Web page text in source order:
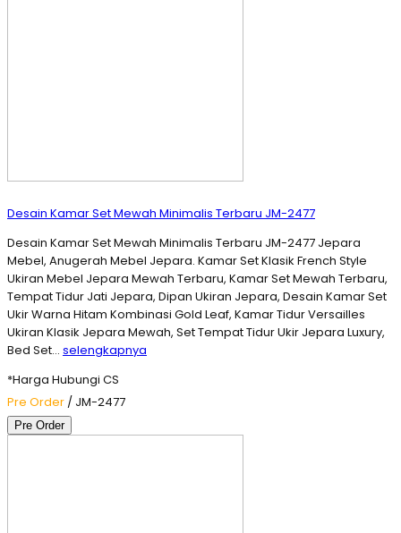
Desain Kamar Set Mewah Minimalis Terbaru JM-2477
Desain Kamar Set Mewah Minimalis Terbaru JM-2477 Jepara
Mebel, Anugerah Mebel Jepara. Kamar Set Klasik French Style
Ukiran Mebel Jepara Mewah Terbaru, Kamar Set Mewah Terbaru,
Tempat Tidur Jati Jepara, Dipan Ukiran Jepara, Desain Kamar Set
Ukir Warna Hitam Kombinasi Gold Leaf, Kamar Tidur Versailles
Ukiran Klasik Jepara Mewah, Set Tempat Tidur Ukir Jepara Luxury,
Bed Set… selengkapnya
*Harga Hubungi CS
Pre Order / JM-2477
Pre Order